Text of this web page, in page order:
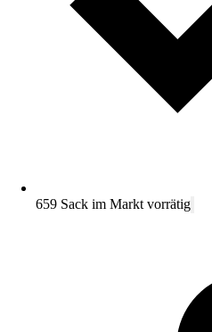
659 Sack im Markt vorrätig